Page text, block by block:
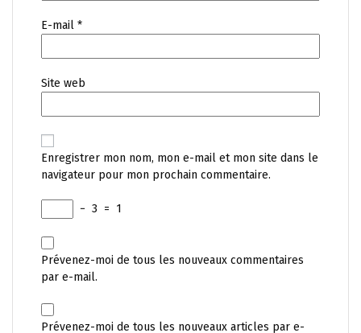
E-mail *
Site web
Enregistrer mon nom, mon e-mail et mon site dans le
navigateur pour mon prochain commentaire.
− 3 = 1
Prévenez-moi de tous les nouveaux commentaires
par e-mail.
Prévenez-moi de tous les nouveaux articles par e-